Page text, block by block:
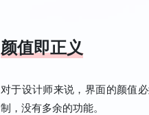
颜值即正义
对于设计师来说，界面的颜值
制，没有多余的功能。